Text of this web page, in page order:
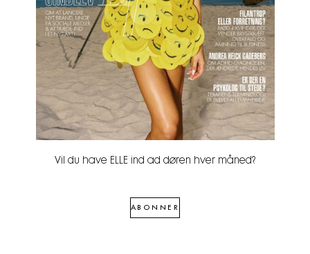
Vil du have ELLE ind ad døren hver måned?
ABONNER